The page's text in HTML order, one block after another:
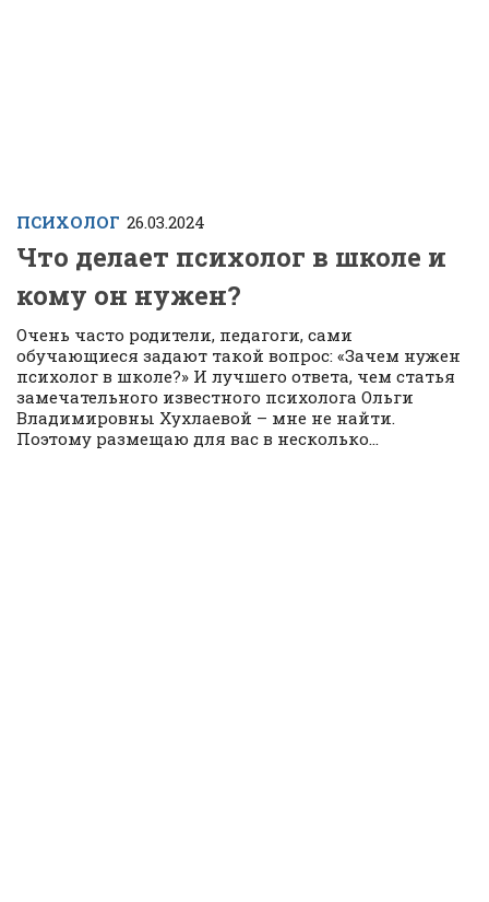
ПСИХОЛОГ 26.03.2024
Что делает психолог в школе и
кому он нужен?
Очень часто родители, педагоги, сами
обучающиеся задают такой вопрос: «Зачем нужен
психолог в школе?» И лучшего ответа, чем статья
замечательного известного психолога Ольги
Владимировны Хухлаевой – мне не найти.
Поэтому размещаю для вас в несколько...